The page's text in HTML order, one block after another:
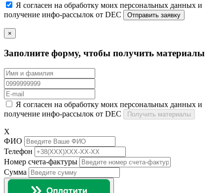
Я согласен на обработку моих персональных данных и
получение инфо-рассылок от DEC
×
Заполните форму, чтобы получить материалы
Я согласен на обработку моих персональных данных и
получение инфо-рассылок от DEC
Получить материалы
X
ФИО
Телефон
Номер счета-фактуры
Сумма